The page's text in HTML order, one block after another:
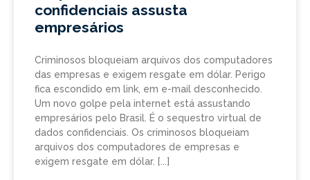
confidenciais assusta
empresários
Criminosos bloqueiam arquivos dos computadores
das empresas e exigem resgate em dólar. Perigo
fica escondido em link, em e-mail desconhecido.
Um novo golpe pela internet está assustando
empresários pelo Brasil. É o sequestro virtual de
dados confidenciais. Os criminosos bloqueiam
arquivos dos computadores de empresas e
exigem resgate em dólar.